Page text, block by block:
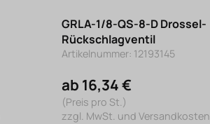
GRLA-1/8-QS-8-D Drossel-
Rückschlagventil
Artikelnummer: 12193145
ab 16,34 €
(Preis pro St.)
zzgl. MwSt. und Versandkosten